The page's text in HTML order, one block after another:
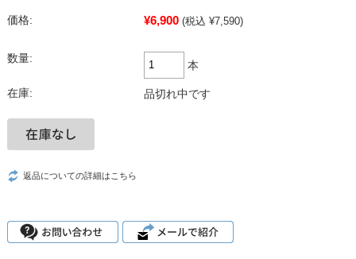
価格: ¥6,900 (税込 ¥7,590)
数量:
本
在庫: 品切れ中です
返品についての詳細はこちら